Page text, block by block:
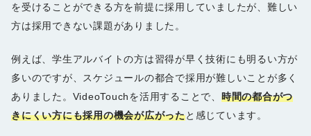
を受けることができる方を前提に採用していましたが、難しい
方は採用できない課題がありました。
例えば、学生アルバイトの方は習得が早く技術にも明るい方が
多いのですが、スケジュールの都合で採用が難しいことが多く
ありました。VideoTouchを活用することで、 時間の都合がつ
きにくい方にも採用の機会が広がったと感じています。